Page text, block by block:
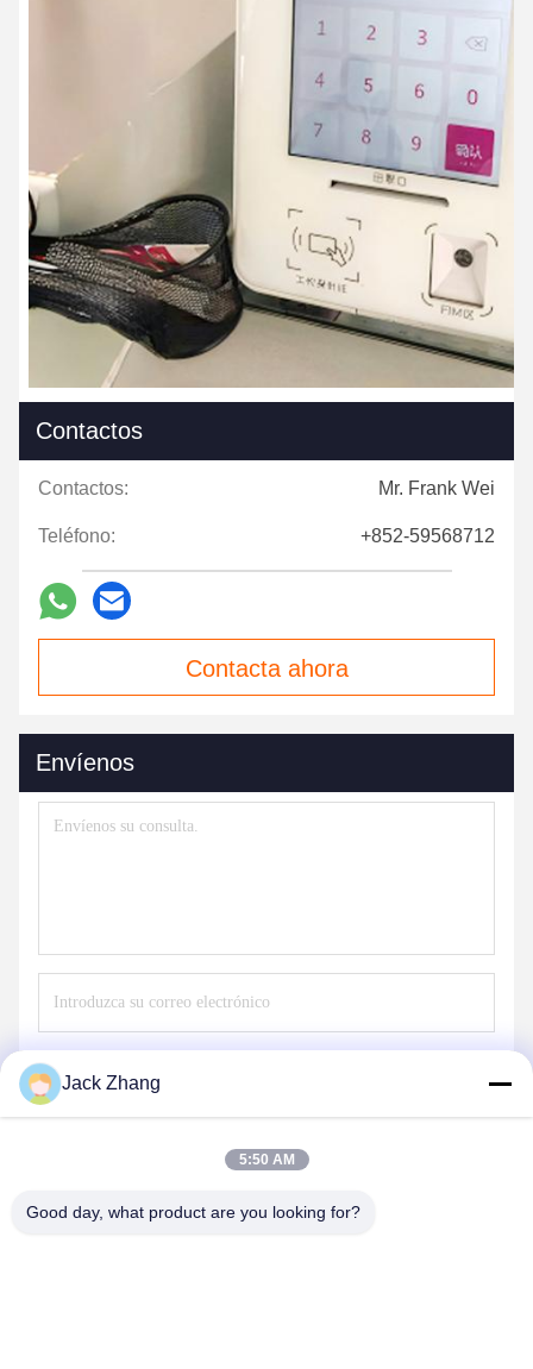
Contactos
Contactos: Mr. Frank Wei
Teléfono: +852-59568712
Contacta ahora
Envíenos
Jack Zhang
5:50 AM
Good day, what product are you looking for?